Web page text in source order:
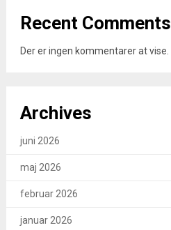
Recent Comments
Der er ingen kommentarer at vise.
Archives
juni 2026
maj 2026
februar 2026
januar 2026